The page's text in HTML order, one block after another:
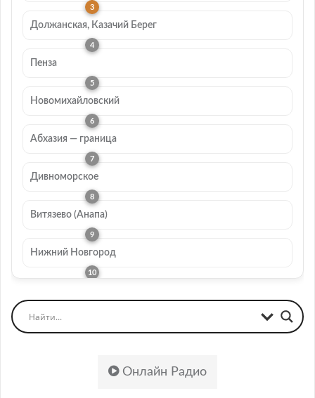
Должанская, Казачий Берег
Пенза
Новомихайловский
Абхазия — граница
Дивноморское
Витязево (Анапа)
Нижний Новгород
Онлайн Радио